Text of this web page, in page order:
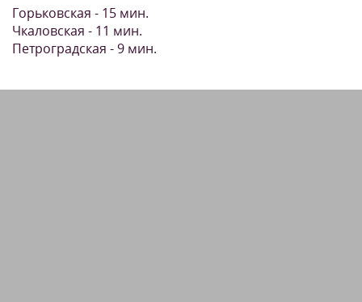
Горьковская - 15 мин.
Чкаловская - 11 мин.
Петроградская - 9 мин.